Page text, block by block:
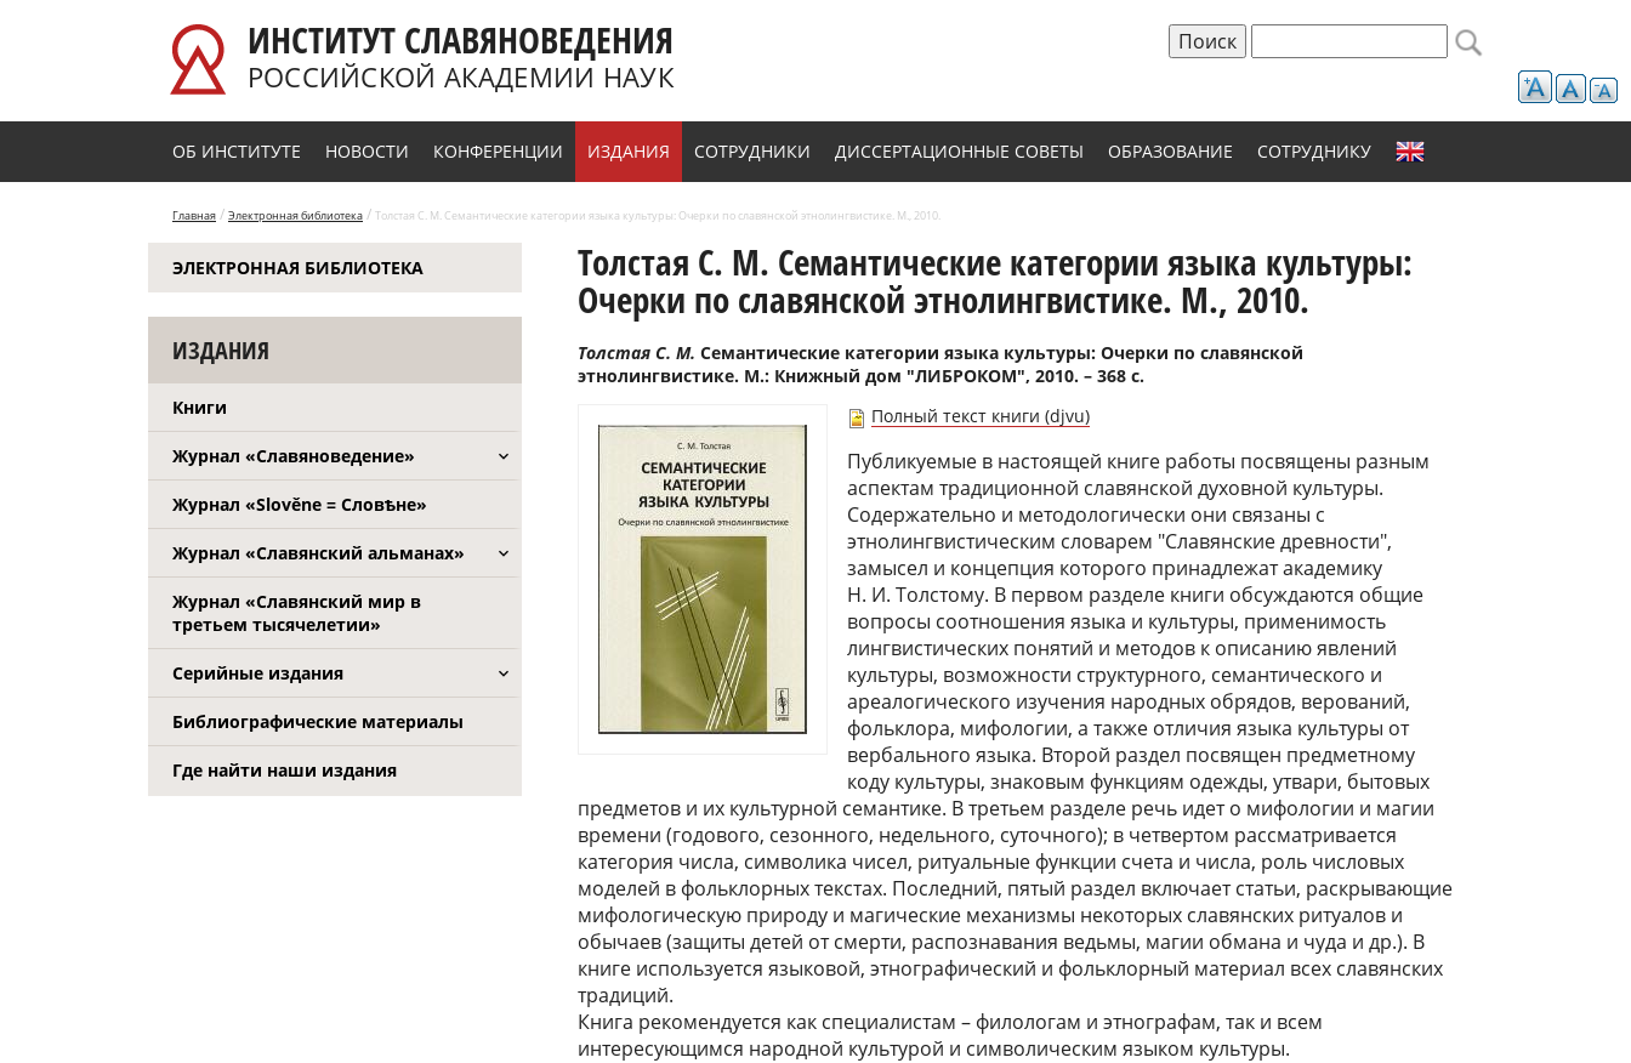
ИНСТИТУТ СЛАВЯНОВЕДЕНИЯ
РОССИЙСКОЙ АКАДЕМИИ НАУК Форма поиска
ОБ ИНСТИТУТЕ НОВОСТИ КОНФЕРЕНЦИИ ИЗДАНИЯ СОТРУДНИКИ ДИССЕРТАЦИОННЫЕ СОВЕТЫ ОБРАЗОВАНИЕ СОТРУДНИКУ
Главная / Электронная библиотека / Толстая С. М. Семантические категории языка культуры: Очерки по славянской этнолингвистике. М., 2010.
ЭЛЕКТРОННАЯ БИБЛИОТЕКА
ИЗДАНИЯ
Книги
Журнал «Славяноведение»
Журнал «Slověne = Словѣне»
Журнал «Славянский альманах»
Журнал «Славянский мир в
третьем тысячелетии»
Серийные издания
Библиографические материалы
Где найти наши издания
Толстая С. М. Семантические категории языка культуры:
Очерки по славянской этнолингвистике. М., 2010.
Толстая С. М. Семантические категории языка культуры: Очерки по славянской
этнолингвистике. М.: Книжный дом "ЛИБРОКОМ", 2010. – 368 с.
Полный текст книги (djvu)
Публикуемые в настоящей книге работы посвящены разным
аспектам традиционной славянской духовной культуры.
Содержательно и методологически они связаны с
этнолингвистическим словарем "Славянские древности",
замысел и концепция которого принадлежат академику
Н. И. Толстому. В первом разделе книги обсуждаются общие
вопросы соотношения языка и культуры, применимость
лингвистических понятий и методов к описанию явлений
культуры, возможности структурного, семантического и
ареалогического изучения народных обрядов, верований,
фольклора, мифологии, а также отличия языка культуры от
вербального языка. Второй раздел посвящен предметному
коду культуры, знаковым функциям одежды, утвари, бытовых
предметов и их культурной семантике. В третьем разделе речь идет о мифологии и магии
времени (годового, сезонного, недельного, суточного); в четвертом рассматривается
категория числа, символика чисел, ритуальные функции счета и числа, роль числовых
моделей в фольклорных текстах. Последний, пятый раздел включает статьи, раскрывающие
мифологическую природу и магические механизмы некоторых славянских ритуалов и
обычаев (защиты детей от смерти, распознавания ведьмы, магии обмана и чуда и др.). В
книге используется языковой, этнографический и фольклорный материал всех славянских
традиций.
Книга рекомендуется как специалистам – филологам и этнографам, так и всем
интересующимся народной культурой и символическим языком культуры.